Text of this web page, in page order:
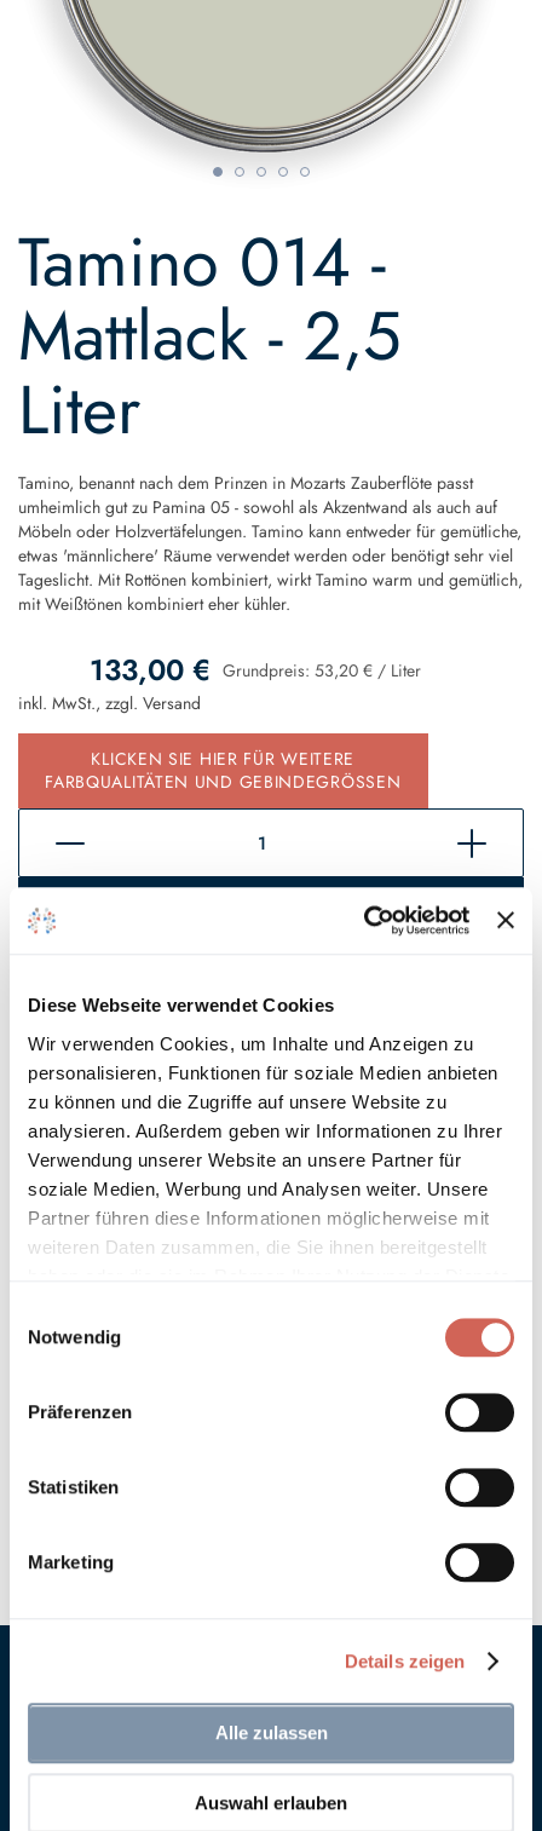
Diese Webseite verwendet Cookies
Wir verwenden Cookies, um Inhalte und Anzeigen zu
personalisieren, Funktionen für soziale Medien anbieten
zu können und die Zugriffe auf unsere Website zu
analysieren. Außerdem geben wir Informationen zu Ihrer
Verwendung unserer Website an unsere Partner für
soziale Medien, Werbung und Analysen weiter. Unsere
Partner führen diese Informationen möglicherweise mit
weiteren Daten zusammen, die Sie ihnen bereitgestellt
Notwendig
Präferenzen
Statistiken
Marketing
Details zeigen
Alle zulassen
Auswahl erlauben
Tamino 014 -
Mattlack - 2,5
Liter
Tamino, benannt nach dem Prinzen in Mozarts Zauberflöte passt
umheimlich gut zu Pamina 05 - sowohl als Akzentwand als auch auf
Möbeln oder Holzvertäfelungen. Tamino kann entweder für gemütliche,
etwas 'männlichere' Räume verwendet werden oder benötigt sehr viel
Tageslicht. Mit Rottönen kombiniert, wirkt Tamino warm und gemütlich,
mit Weißtönen kombiniert eher kühler.
133,00 € Grundpreis: 53,20 € / Liter
inkl. MwSt., zzgl. Versand
KLICKEN SIE HIER FÜR WEITERE
FARBQUALITÄTEN UND GEBINDEGRÖSSEN
Auf den Wunschzettel
* Gilt für Lieferungen innerhalb Deutschlands, Lieferzeiten für andere
Länder entnehmen Sie bitte unseren
Versandinformationen
Technische Details und Hinweise
Hinweis zur Grundierung
Verarbeitung
the
beginning
the
images
Anna von Mangoldt GmbH & Co. KG